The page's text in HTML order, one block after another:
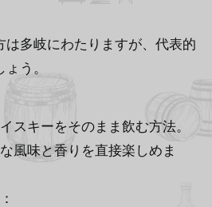
は多岐にわたりますが、代表的
う。
スキーをそのまま飲む方法。
風味と香りを直接楽しめま
：